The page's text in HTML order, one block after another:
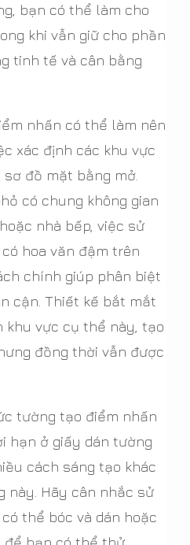
bạn có thể làm cho
khi vẫn giữ cho phần
tinh tế và cân bằng
nhấn có thể làm nên
xác định các khu vực
đồ mặt bằng mở.
có chung không gian
nhà bếp, việc sử
hoa văn đậm trên
chính giúp phân biệt
cận. Thiết kế bắt mắt
vực cụ thể này, tạo
đồng thời vẫn được
tường tạo điểm nhấn
hạn ở giấy dán tường
cách sáng tạo khác
này. Hãy cân nhắc sử
thể bóc và dán hoặc